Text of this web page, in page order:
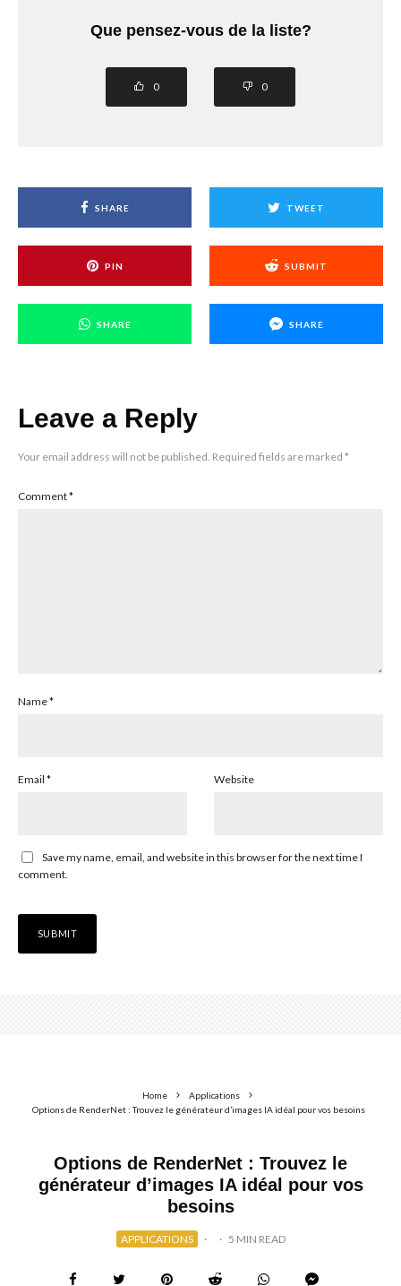
Que pensez-vous de la liste?
0 0
SHARE TWEET
PIN SUBMIT
SHARE SHARE
Leave a Reply
Your email address will not be published. Required fields are marked *
Comment*
Name*
Email * Website
Save my name, email, and website in this browser for the next time I
comment.
Home
Applications
Options de RenderNet : Trouvez le générateur d’images IA idéal pour vos besoins
Options de RenderNet : Trouvez le
générateur d’images IA idéal pour vos
besoins
APPLICATIONS · · 5 MIN READ